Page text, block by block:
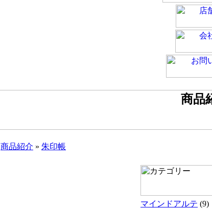
商品紹介 » 朱印帳
マインドアルテ (9)